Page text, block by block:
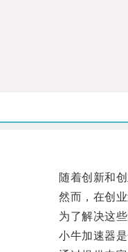
随着创新和创
然而，在创业
为了解决这些
小牛加速器是